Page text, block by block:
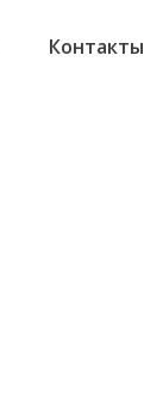
Контакты